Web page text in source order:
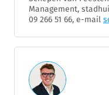
Management,
09 266 51 66, e-mail